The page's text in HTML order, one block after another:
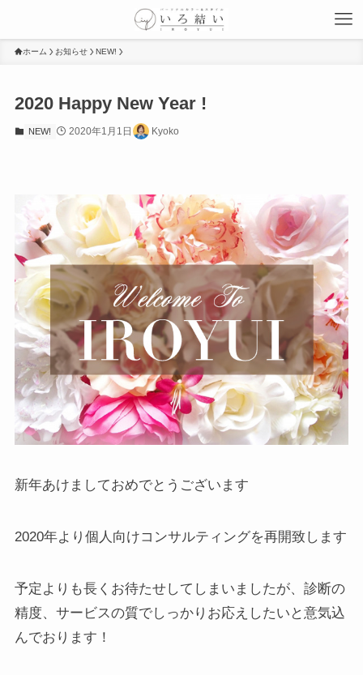
ホーム お知らせ NEW!
2020 Happy New Year !
NEW! 2020年1月1日 Kyoko
新年あけましておめでとうございます
2020年より個人向けコンサルティングを再開致します
予定よりも長くお待たせしてしまいましたが、診断の
精度、サービスの質でしっかりお応えしたいと意気込
んでおります！